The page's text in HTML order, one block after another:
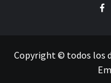
Copyright © todos los